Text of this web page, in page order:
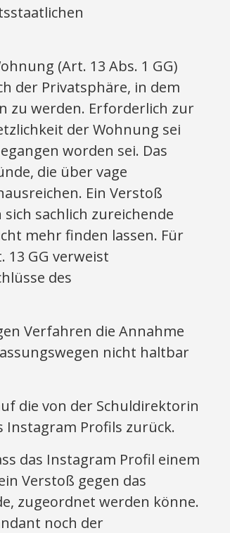
(Art. 13 Abs. 1 GG)
der Privatsphäre, in dem
zu werden. Erforderlich zur
der Wohnung sei
worden sei. Das
die über vage
Ein Verstoß
sachlich zureichende
mehr finden lassen. Für
GG verweist
des
Verfahren die Annahme
nicht haltbar
die von der Schuldirektorin
Instagram Profils zurück.
das Instagram Profil einem
Verstoß gegen das
zugeordnet werden könne.
noch der